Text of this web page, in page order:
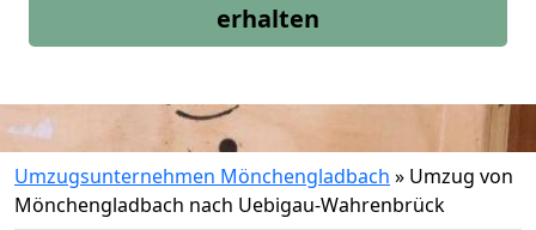
erhalten
Umzugsunternehmen Mönchengladbach » Umzug von
Mönchengladbach nach Uebigau-Wahrenbrück